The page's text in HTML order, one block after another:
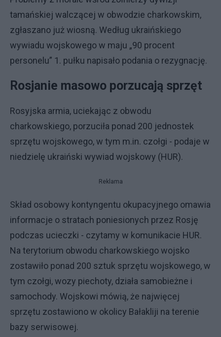
tamańskiej walczącej w obwodzie charkowskim,
zgłaszano już wiosną. Według ukraińskiego
wywiadu wojskowego w maju „90 procent
personelu” 1. pułku napisało podania o rezygnację.
Rosjanie masowo porzucają sprzęt
Rosyjska armia, uciekając z obwodu
charkowskiego, porzuciła ponad 200 jednostek
sprzętu wojskowego, w tym m.in. czołgi - podaje w
niedzielę ukraiński wywiad wojskowy (HUR).
Reklama
Skład osobowy kontyngentu okupacyjnego omawia
informacje o stratach poniesionych przez Rosję
podczas ucieczki - czytamy w komunikacie HUR.
Na terytorium obwodu charkowskiego wojsko
zostawiło ponad 200 sztuk sprzętu wojskowego, w
tym czołgi, wozy piechoty, działa samobieżne i
samochody. Wojskowi mówią, że najwięcej
sprzętu zostawiono w okolicy Bałakliji na terenie
bazy serwisowej.